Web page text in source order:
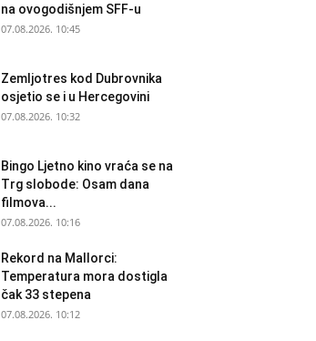
na ovogodišnjem SFF-u
07.08.2026. 10:45
Zemljotres kod Dubrovnika
osjetio se i u Hercegovini
07.08.2026. 10:32
Bingo Ljetno kino vraća se na
Trg slobode: Osam dana
filmova...
07.08.2026. 10:16
Rekord na Mallorci:
Temperatura mora dostigla
čak 33 stepena
07.08.2026. 10:12